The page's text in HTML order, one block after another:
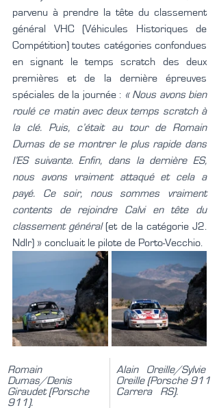
parvenu à prendre la tête du classement
général VHC (Véhicules Historiques de
Compétition) toutes catégories confondues
en signant le temps scratch des deux
premières et de la dernière épreuves
spéciales de la journée : « Nous avons bien
roulé ce matin avec deux temps scratch à
la clé. Puis, c’était au tour de Romain
Dumas de se montrer le plus rapide dans
l’ES suivante. Enfin, dans la dernière ES,
nous avons vraiment attaqué et cela a
payé. Ce soir, nous sommes vraiment
contents de rejoindre Calvi en tête du
classement général (et de la catégorie J2.
Ndlr) » concluait le pilote de Porto-Vecchio.
Romain
Dumas/Denis
Giraudet (Porsche
911).
Alain   Oreille/Sylvie
Oreille (Porsche 911
Carrera   RS).